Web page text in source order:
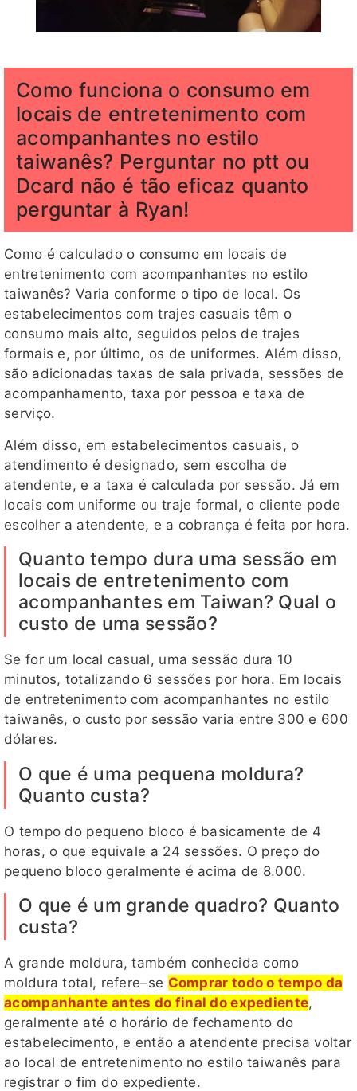
Como funciona o consumo em
locais de entretenimento com
acompanhantes no estilo
taiwanês? Perguntar no ptt ou
Dcard não é tão eficaz quanto
perguntar à Ryan!
Como é calculado o consumo em locais de
entretenimento com acompanhantes no estilo
taiwanês? Varia conforme o tipo de local. Os
estabelecimentos com trajes casuais têm o
consumo mais alto, seguidos pelos de trajes
formais e, por último, os de uniformes. Além disso,
são adicionadas taxas de sala privada, sessões de
acompanhamento, taxa por pessoa e taxa de
serviço.
Além disso, em estabelecimentos casuais, o
atendimento é designado, sem escolha de
atendente, e a taxa é calculada por sessão. Já em
locais com uniforme ou traje formal, o cliente pode
escolher a atendente, e a cobrança é feita por hora.
Quanto tempo dura uma sessão em
locais de entretenimento com
acompanhantes em Taiwan? Qual o
custo de uma sessão?
Se for um local casual, uma sessão dura 10
minutos, totalizando 6 sessões por hora. Em locais
de entretenimento com acompanhantes no estilo
taiwanês, o custo por sessão varia entre 300 e 600
dólares.
O que é uma pequena moldura?
Quanto custa?
O tempo do pequeno bloco é basicamente de 4
horas, o que equivale a 24 sessões. O preço do
pequeno bloco geralmente é acima de 8.000.
O que é um grande quadro? Quanto
custa?
A grande moldura, também conhecida como
moldura total, refere–se Comprar todo o tempo da
acompanhante antes do final do expediente,
geralmente até o horário de fechamento do
estabelecimento, e então a atendente precisa voltar
ao local de entretenimento no estilo taiwanês para
registrar o fim do expediente.